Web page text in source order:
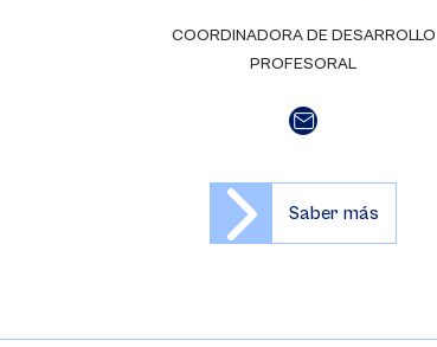
COORDINADORA DE DESARROLLO
PROFESORAL
Saber más